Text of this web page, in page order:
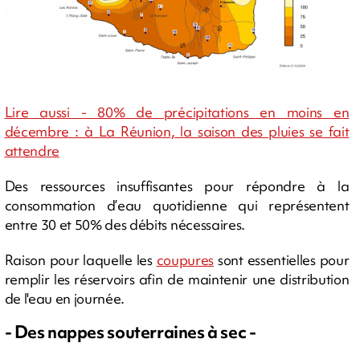
Lire aussi - 80% de précipitations en moins en
décembre : à La Réunion, la saison des pluies se fait
attendre
Des ressources insuffisantes pour répondre à la
consommation d’eau quotidienne qui représentent
entre 30 et 50% des débits nécessaires.
Raison pour laquelle les coupures sont essentielles pour
remplir les réservoirs afin de maintenir une distribution
de l'eau en journée.
- Des nappes souterraines à sec -